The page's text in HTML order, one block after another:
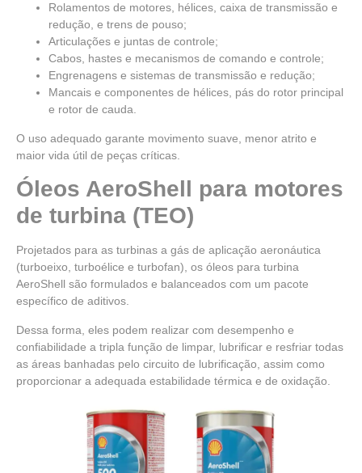
Rolamentos de motores, hélices, caixa de transmissão e
redução, e trens de pouso;
Articulações e juntas de controle;
Cabos, hastes e mecanismos de comando e controle;
Engrenagens e sistemas de transmissão e redução;
Mancais e componentes de hélices, pás do rotor principal
e rotor de cauda.
O uso adequado garante movimento suave, menor atrito e
maior vida útil de peças críticas.
Óleos AeroShell para motores
de turbina (TEO)
Projetados para as turbinas a gás de aplicação aeronáutica
(turboeixo, turboélice e turbofan), os óleos para turbina
AeroShell são formulados e balanceados com um pacote
específico de aditivos.
Dessa forma, eles podem realizar com desempenho e
confiabilidade a tripla função de limpar, lubrificar e resfriar todas
as áreas banhadas pelo circuito de lubrificação, assim como
proporcionar a adequada estabilidade térmica e de oxidação.